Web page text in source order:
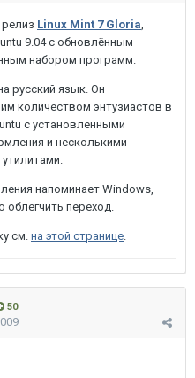
Linux Mint 7 Gloria,
9.04 с обновлённым
набором программ.
русский язык. Он
количеством энтузиастов в
с установленными
и несколькими
напоминает Windows,
переход.
см. на этой странице.
50